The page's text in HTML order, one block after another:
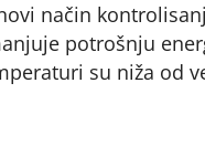
način
potrošnju
su niža od